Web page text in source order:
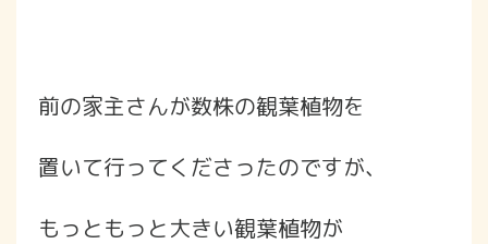
前の家主さんが数株の観葉植物を
置いて行ってくださったのですが、
もっともっと大きい観葉植物が